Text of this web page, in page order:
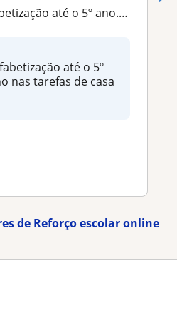
de casa e oferto diversas estratégias no processo de alfabetização
até o 5º
nas tarefas de casa
de Reforço escolar online